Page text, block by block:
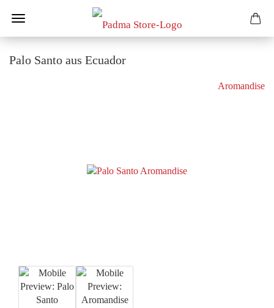
Palo Santo aus Ecuador
Aromandise